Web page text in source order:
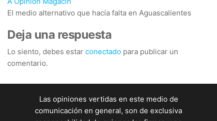
El medio alternativo que hacía falta en Aguascalientes
Deja una respuesta
Lo siento, debes estar conectado para publicar un
comentario.
Las opiniones vertidas en este medio de
comunicación en general, son de exclusiva